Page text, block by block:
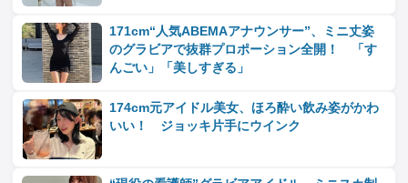
171cm“人気ABEMAアナウンサー”、ミニ丈姿
のグラビアで抜群プロポーション全開！ 「す
んごい」「美しすぎる」
174cm元アイドル美女、ほろ酔い飲み姿がかわ
いい！ ジョッキ片手にウインク